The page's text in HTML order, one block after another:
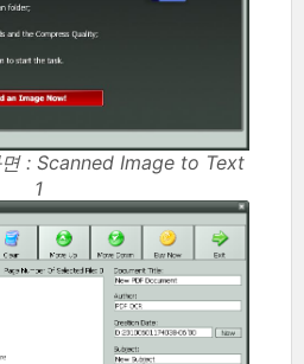
: Scanned Image to Text
1